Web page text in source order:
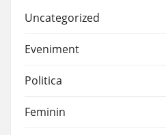
Uncategorized
Eveniment
Politica
Feminin